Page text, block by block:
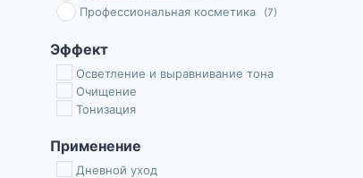
Профессиональная косметика (7)
Эффект
Осветление и выравнивание тона
Очищение
Тонизация
Применение
Дневной уход